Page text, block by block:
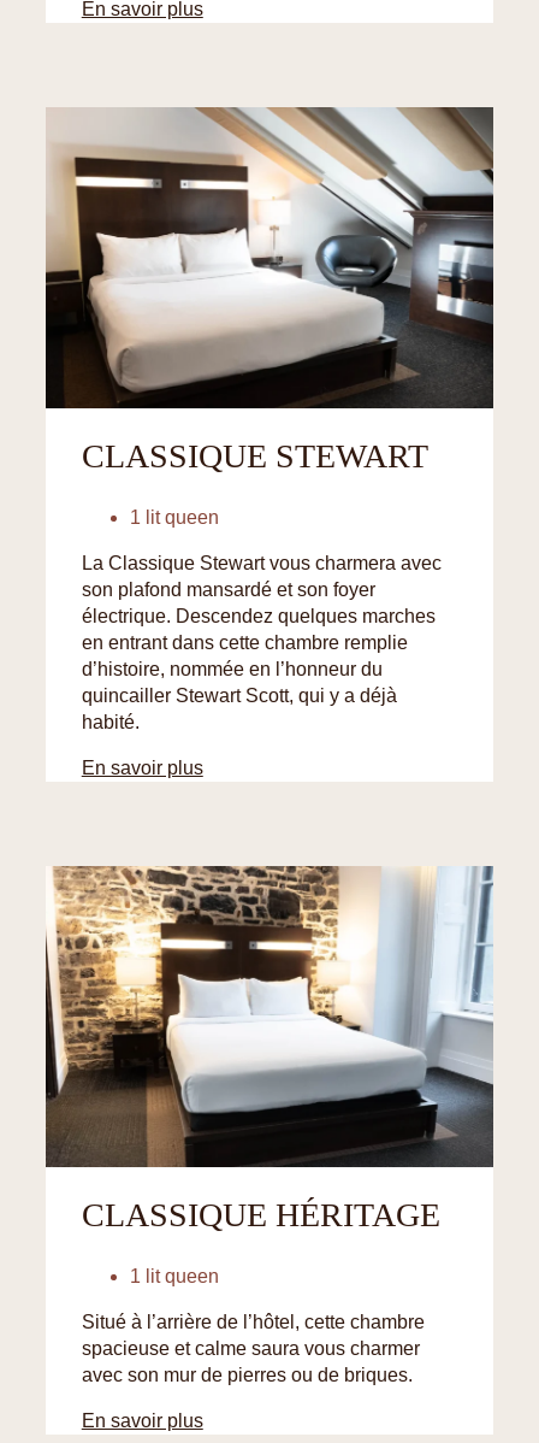
En savoir plus
CLASSIQUE STEWART
1 lit queen
La Classique Stewart vous charmera avec
son plafond mansardé et son foyer
électrique. Descendez quelques marches
en entrant dans cette chambre remplie
d’histoire, nommée en l’honneur du
quincailler Stewart Scott, qui y a déjà
habité.
En savoir plus
CLASSIQUE HÉRITAGE
1 lit queen
Situé à l’arrière de l’hôtel, cette chambre
spacieuse et calme saura vous charmer
avec son mur de pierres ou de briques.
En savoir plus